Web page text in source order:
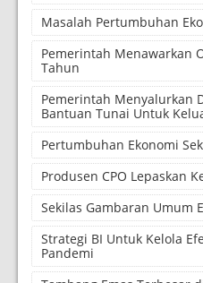
Masalah Pertumbuhan
Pemerintah Menawarkan
Tahun
Pemerintah Menyalurkan
Bantuan Tunai Untuk
Pertumbuhan Ekonomi
Produsen CPO Lepaskan
Sekilas Gambaran Umum
Strategi BI Untuk Kelola
Pandemi